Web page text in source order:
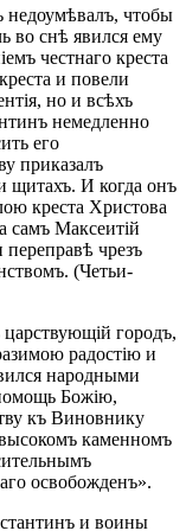
чтобы
во снѣ явился ему
честнаго креста
и повели
но и всѣхъ
немедленно
его
приказалъ
щитахъ. И когда онъ
креста Христова
самъ Максеитій
чрезъ
(Четьи-
городъ,
радостію и
народными
Божію,
къ Виновнику
каменномъ
освобожденъ».
и воины